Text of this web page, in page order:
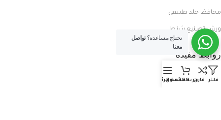
محافظ جلد طبيعي
ورش تصنيع شنط
روابط مفيدة
المدونة
فلتر قارنعربة التسوق
القائمة الرئيسية
تحتاج مساعدة؟تواصل
معنا